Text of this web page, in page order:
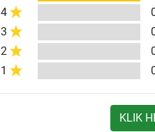
4
3
2
1
KLIK